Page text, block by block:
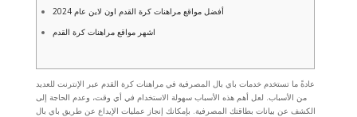
أفضل مواقع مراهنات كرة القدم اون لاين عام 2024
اشهر مواقع مراهنات كرة القدم
عادةً ما تستخدم خدمات باي بال المصرفية في مراهنات كرة القدم عبر الإنترنت للعديد
من الأسباب. لعل أهم هذه الأسباب سهولة الاستخدام في أي وقت، وعدم الحاجة إلى
الكشف عن بيانات بطاقتك المصرفية. بإمكانك إنجاز عمليات الإيداع عن طريق باي بال